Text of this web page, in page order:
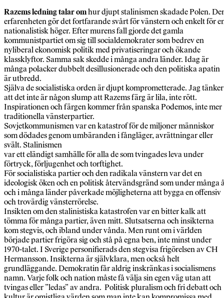
Razems ledning talar omhur djupt stalinismen skadade Polen.
erfarenheten gör det fortfarande svårt för vänstern och enkelt för
nationalistisk höger. Efter murens fall gjorde det gamla
kommunistpartiet om sig till socialdemokrater som bedrev en
nyliberal ekonomisk politik med privatiseringar och ökande
klassklyftor. Samma sak skedde i många andra länder. Idag är
många polacker dubbelt desillusionerade och den politiska apatin
är utbredd.
Själva de socialistiska orden är djupt komprometterade. Jag tänker
att det inte är någon slump att Razems färg är lila, inte rött.
Inspirationen och färgen kommer från spanska Podemos, inte mer
traditionella vänsterpartier.
Sovjetkommunismen var en katastrof för de miljoner människor
som dödades genom umbäranden i fångläger, avrättningar eller
svält. Stalinismen
var ett eländigt samhälle för alla de som tvingades leva under
förtryck, förljugenhet och torftighet.
För socialistiska partier och den radikala vänstern var det en
ideologisk öken och en politisk återvändsgränd som under många
och i många länder påverkade möjligheterna att bygga en offensiv
och trovärdig vänsterrörelse.
Insikten om den stalinistiska katastrofen var en bitter kalk att
tömma för många partier, även mitt. Slutsatserna och insikterna
kom stegvis, och ibland under vånda. Men runt om i världen
började partier frigöra sig och stå på egna ben, inte minst under
1970-talet. I Sverige personifierads den stegvisa frigörelsen av CH
Hermansson. Insikterna är självklara, men också helt
grundläggande. Demokratin får aldrig inskränkas i socialismens
namn. Varje folk och nation måste få välja sin egen väg utan att
tvingas eller ”ledas” av andra. Politisk pluralism och fri debatt och